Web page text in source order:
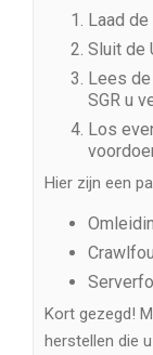
Laad
Sluit de
Lees
SGR u
Los
Hier zijn een
Kort gezegd!
herstellen die